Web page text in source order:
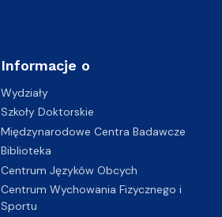
Informacje o
Wydziały
Szkoły Doktorskie
Międzynarodowe Centra Badawcze
Biblioteka
Centrum Języków Obcych
Centrum Wychowania Fizycznego i
Sportu